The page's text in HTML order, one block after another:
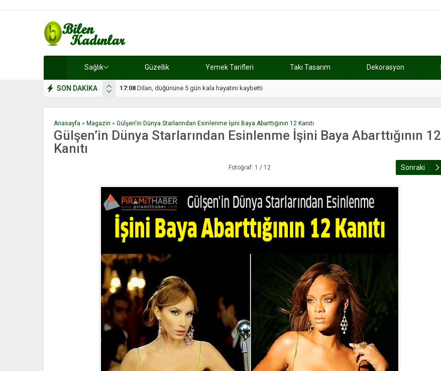
Sağlık Güzellik Yemek Tarifleri Takı Tasarım Dekorasyon
SON DAKİKA 17:08 Dilan, düğününe 5 gün kala hayatını kaybetti
Anasayfa » Magazin » Gülşen'in Dünya Starlarından Esinlenme İşini Baya Abarttığının 12 Kanıtı
Gülşen’in Dünya Starlarından Esinlenme İşini Baya Abarttığının 12
Kanıtı
Fotoğraf: 1 / 12 Sonraki